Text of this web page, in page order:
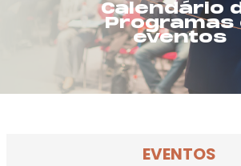
Calendário
Programas
eventos
EVENTOS